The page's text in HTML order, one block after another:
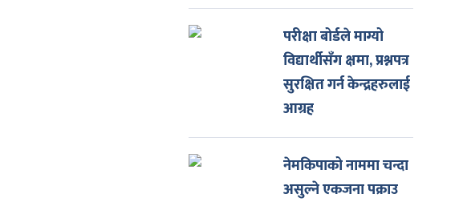
परीक्षा बोर्डले माग्यो
विद्यार्थीसँग क्षमा, प्रश्नपत्र
सुरक्षित गर्न केन्द्रहरुलाई
आग्रह
नेमकिपाको नाममा चन्दा
असुल्ने एकजना पक्राउ